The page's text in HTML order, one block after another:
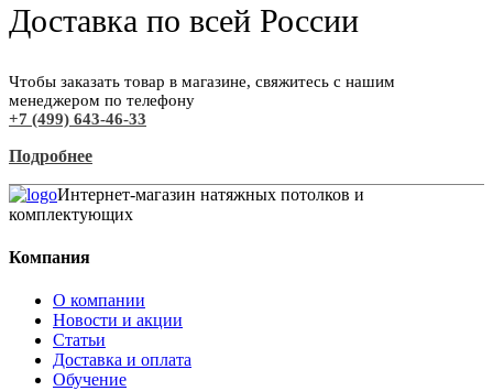
Доставка по всей России
Чтобы заказать товар в магазине, свяжитесь с нашим
менеджером по телефону
+7 (499) 643-46-33
Подробнее
Интернет-магазин натяжных потолков и
комплектующих
Компания
О компании
Новости и акции
Статьи
Доставка и оплата
Обучение